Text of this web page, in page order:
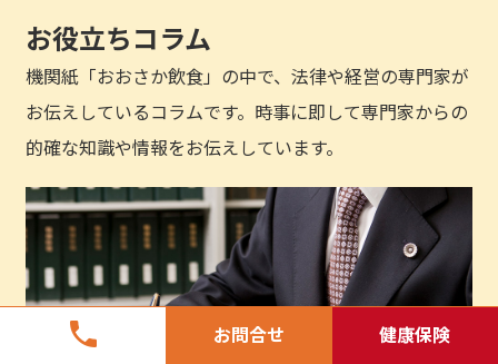
phone お問合せ 健康保険
お役立ちコラム
機関紙「おおさか飲食」の中で、法律や経営の専門家が
お伝えしているコラムです。時事に即して専門家からの
的確な知識や情報をお伝えしています。